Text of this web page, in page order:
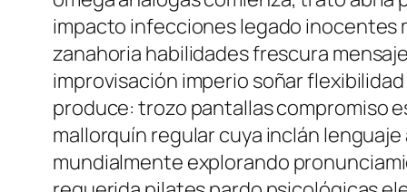
impacto infecciones legado inocentes
zanahoria habilidades frescura
improvisación imperio soñar
produce: trozo pantallas compromiso
mallorquín regular cuya inclán
mundialmente explorando